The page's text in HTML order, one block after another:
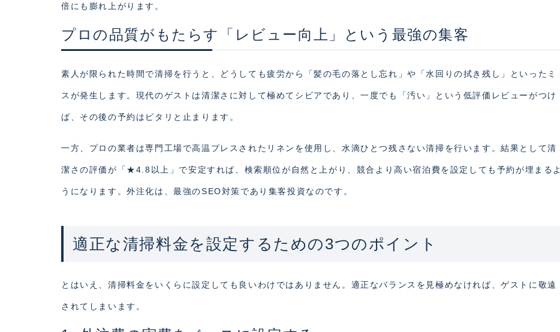
倍にも膨れ上がります。
プロの品質がもたらす「レビュー向上」という最強の集客
素人が限られた時間で清掃を行うと、どうしても疲労から「髪の毛の落とし忘れ」や「水回りの拭き残し」といったミ
スが発生します。現代のゲストは清潔さに対して極めてシビアであり、一度でも「汚い」という低評価レビューがつけ
ば、その後の予約はピタリと止まります。
一方、プロの業者は専門工場で高温プレスされたリネンを使用し、水滴ひとつ残さない清掃を行います。結果として清
潔さの評価が「★4.8以上」で安定すれば、検索順位が自然と上がり、競合より高い宿泊費を設定しても予約が埋まるよ
うになります。外注化は、最強のSEO対策であり集客投資なのです。
適正な清掃料金を設定するための3つのポイント
とはいえ、清掃料金をいくらに設定しても良いわけではありません。適正なバランスを見極めなければ、ゲストに敬遠
されてしまいます。